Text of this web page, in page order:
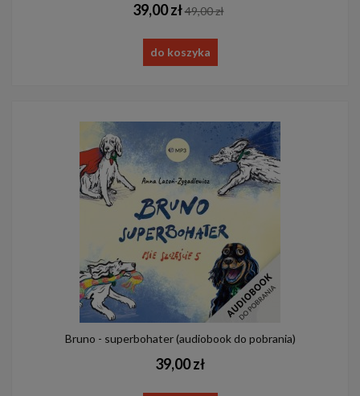
39,00 zł49,00 zł
do koszyka
Bruno - superbohater (audiobook do pobrania)
39,00 zł